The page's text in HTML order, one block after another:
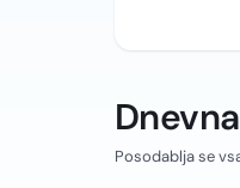
Posodablja se